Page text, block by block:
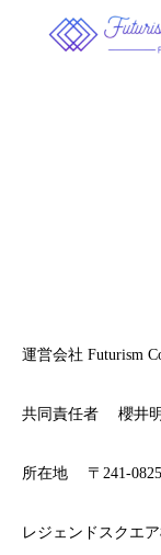
運営会社 Futurism
共同責任者 櫻井
所在地 〒241-
レジェンドスクエ